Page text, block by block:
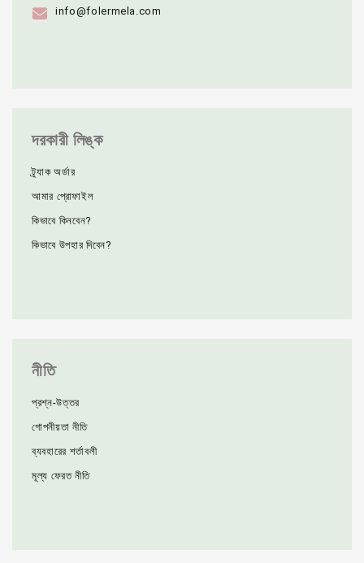
info@folermela.com
দরকারী লিঙ্ক
ট্র্যাক অর্ডার
আমার প্রোফাইল
কিভাবে কিনবেন?
কিভাবে উপহার দিবেন?
নীতি
প্রশ্ন-উত্তর
গোপনীয়তা নীতি
ব্যবহারের শর্তাবলী
মূল্য ফেরত নীতি